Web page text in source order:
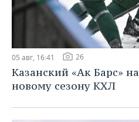
05 авг, 16:41 26
Казанский «Ак Барс»
новому сезону КХЛ